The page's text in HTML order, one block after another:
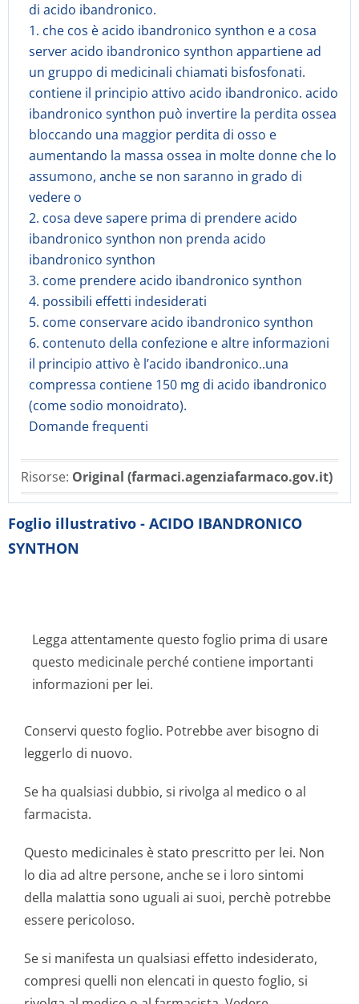
di acido ibandronico.
1. che cos è acido ibandronico synthon e a cosa
server acido ibandronico synthon appartiene ad
un gruppo di medicinali chiamati bisfosfonati.
contiene il principio attivo acido ibandronico. acido
ibandronico synthon può invertire la perdita ossea
bloccando una maggior perdita di osso e
aumentando la massa ossea in molte donne che lo
assumono, anche se non saranno in grado di
vedere o
2. cosa deve sapere prima di prendere acido
ibandronico synthon non prenda acido
ibandronico synthon
3. come prendere acido ibandronico synthon
4. possibili effetti indesiderati
5. come conservare acido ibandronico synthon
6. contenuto della confezione e altre informazioni
il principio attivo è l’acido ibandronico..una
compressa contiene 150 mg di acido ibandronico
(come sodio monoidrato).
Domande frequenti
Risorse: Original (farmaci.agenziafarmaco.gov.it)
Foglio illustrativo - ACIDO IBANDRONICO
SYNTHON
Legga attentamente questo foglio prima di usare
questo medicinale perché contiene importanti
informazioni per lei.
Conservi questo foglio. Potrebbe aver bisogno di
leggerlo di nuovo.
Se ha qualsiasi dubbio, si rivolga al medico o al
farmacista.
Questo medicinales è stato prescritto per lei. Non
lo dia ad altre persone, anche se i loro sintomi
della malattia sono uguali ai suoi, perchè potrebbe
essere pericoloso.
Se si manifesta un qualsiasi effetto indesiderato,
compresi quelli non elencati in questo foglio, si